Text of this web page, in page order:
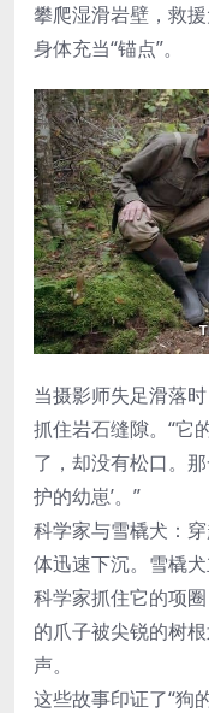
攀爬湿滑岩壁，救
身体充当“锚点”。
当摄影师失足滑落
抓住岩石缝隙。“它
了，却没有松口。
护的幼崽’。”
科学家与雪橇犬：
体迅速下沉。雪橇
科学家抓住它的项
的爪子被尖锐的树
声。
这些故事印证了“狗